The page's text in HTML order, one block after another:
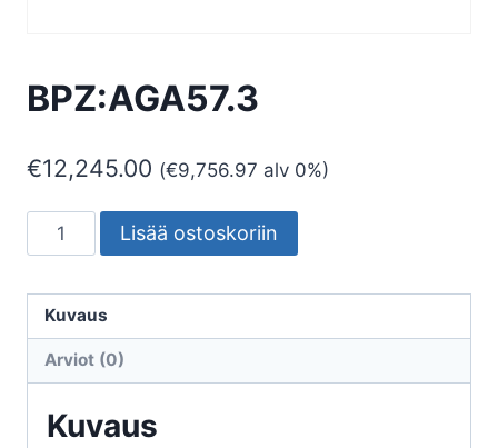
BPZ:AGA57.3
€12,245.00 (€9,756.97 alv 0%)
BPZ:AGA57.3
määrä
Lisää ostoskoriin
Kuvaus
Arviot (0)
Kuvaus